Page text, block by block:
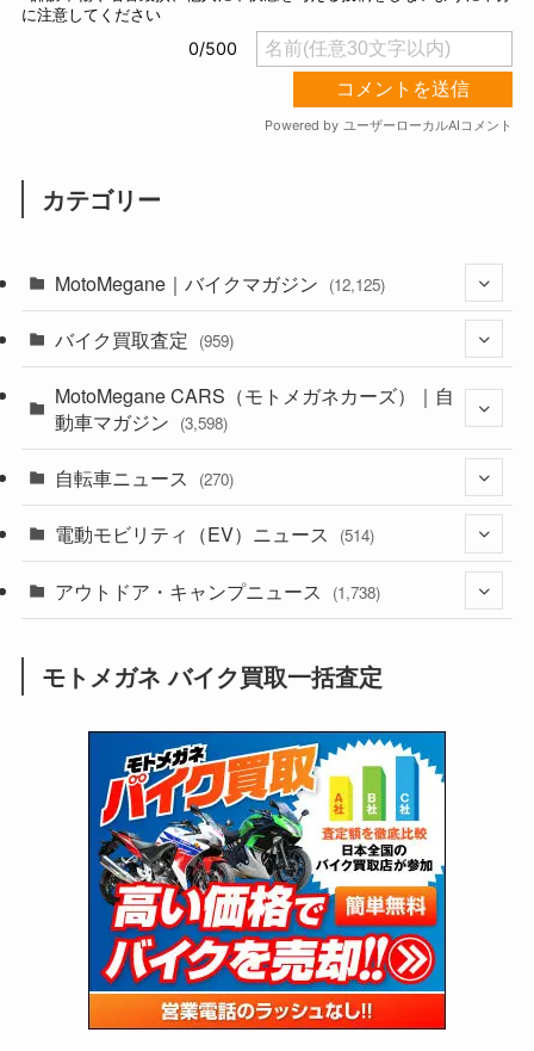
カテゴリー
MotoMegane｜バイクマガジン (12,125)
(44)
(1,241)
(637)
(118)
(60)
(31)
(51)
(34)
(5)
(12)
(63)
(109)
(252)
(38)
(24)
(16)
(25)
(24)
(47)
(15)
(5)
(249)
(64)
(16)
(62)
(4)
(6)
(17)
(5)
(306)
(6,953)
(2,473)
(249)
(1,226)
(12)
(131)
(38)
(131)
(167)
(85)
(21)
(61)
(171)
(98)
(13)
(60)
(274)
(171)
(38)
(47)
(59)
(66)
(16)
(141)
(254)
(204)
(1,139)
(166)
(23)
(33)
(34)
(35)
(41)
(415)
(16)
バイク買取査定 (959)
(352)
(1)
MotoMegane CARS（モトメガネカーズ）｜自
動車マガジン (3,598)
(185)
(137)
(72)
(2,739)
(126)
(170)
自転車ニュース (270)
(54)
(211)
電動モビリティ（EV）ニュース (514)
(132)
(171)
(118)
(27)
アウトドア・キャンプニュース (1,738)
(8)
(1,605)
(147)
(13)
(19)
(12)
(16)
モトメガネ バイク買取一括査定